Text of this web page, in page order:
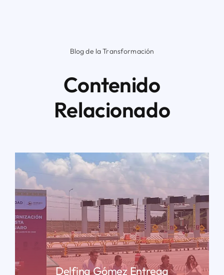
Blog de la Transformación
Contenido
Relacionado
Delfina Gómez Entrega